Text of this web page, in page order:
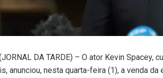
DA TARDE) – O ator Kevin Spacey,
anunciou, nesta quarta-feira (1), a venda